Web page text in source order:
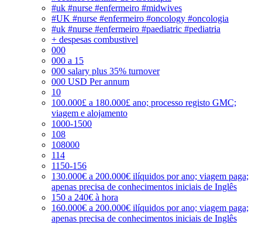
#uk #nurse #enfermeiro #midwives
#UK #nurse #enfermeiro #oncology #oncologia
#uk #nurse #enfermeiro #paediatric #pediatria
+ despesas combustivel
000
000 a 15
000 salary plus 35% turnover
000 USD Per annum
10
100.000£ a 180.000£ ano; processo registo GMC;
viagem e alojamento
1000-1500
108
108000
114
1150-156
130.000€ a 200.000€ ilíquidos por ano; viagem paga;
apenas precisa de conhecimentos iniciais de Inglês
150 a 240€ à hora
160.000€ a 200.000€ ilíquidos por ano; viagem paga;
apenas precisa de conhecimentos iniciais de Inglês